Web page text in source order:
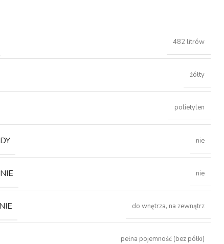
482 litrów
żółty
polietylen
nie
nie
do wnętrza, na zewnątrz
pełna pojemność (bez półki)